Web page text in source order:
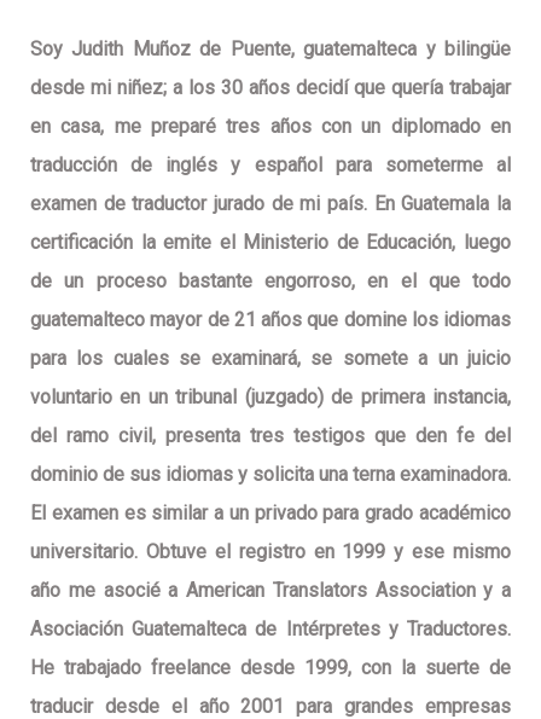
Soy Judith Muñoz de Puente, guatemalteca y bilingüe
desde mi niñez; a los 30 años decidí que quería trabajar
en casa, me preparé tres años con un diplomado en
traducción de inglés y español para someterme al
examen de traductor jurado de mi país. En Guatemala la
certificación la emite el Ministerio de Educación, luego
de un proceso bastante engorroso, en el que todo
guatemalteco mayor de 21 años que domine los idiomas
para los cuales se examinará, se somete a un juicio
voluntario en un tribunal (juzgado) de primera instancia,
del ramo civil, presenta tres testigos que den fe del
dominio de sus idiomas y solicita una terna examinadora.
El examen es similar a un privado para grado académico
universitario. Obtuve el registro en 1999 y ese mismo
año me asocié a American Translators Association y a
Asociación Guatemalteca de Intérpretes y Traductores.
He trabajado freelance desde 1999, con la suerte de
traducir desde el año 2001 para grandes empresas